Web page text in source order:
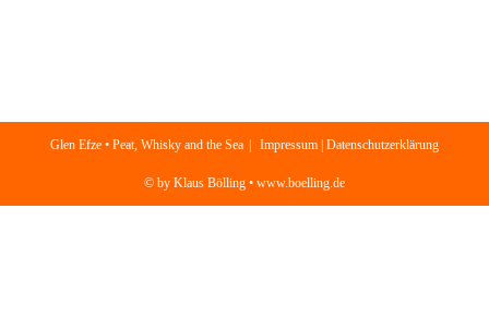
Glen Efze • Peat, Whisky and the Sea Impressum | Datenschutzerklärung
© by Klaus Bölling • www.boelling.de